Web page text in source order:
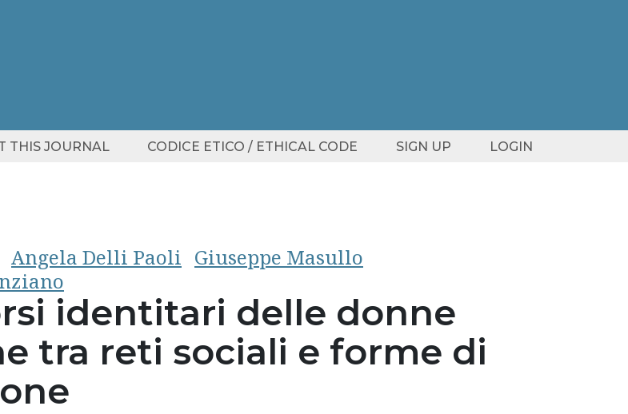
THIS JOURNAL CODICE ETICO / ETHICAL CODE SIGN UP LOGIN
Angela Delli Paoli Giuseppe Masullo
identitari delle donne
tra reti sociali e forme di